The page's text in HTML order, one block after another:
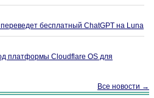
бесплатный ChatGPT на Luna
платформы Cloudflare OS для
Все новости →